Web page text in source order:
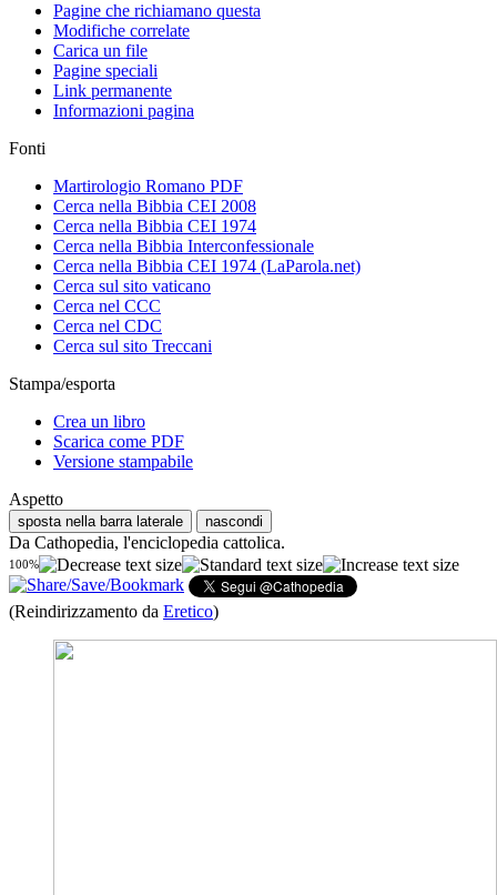
Pagine che richiamano questa
Modifiche correlate
Carica un file
Pagine speciali
Link permanente
Informazioni pagina
Fonti
Martirologio Romano PDF
Cerca nella Bibbia CEI 2008
Cerca nella Bibbia CEI 1974
Cerca nella Bibbia Interconfessionale
Cerca nella Bibbia CEI 1974 (LaParola.net)
Cerca sul sito vaticano
Cerca nel CCC
Cerca nel CDC
Cerca sul sito Treccani
Stampa/esporta
Crea un libro
Scarica come PDF
Versione stampabile
Aspetto
sposta nella barra laterale nascondi
Da Cathopedia, l'enciclopedia cattolica.
100%
(Reindirizzamento da Eretico)